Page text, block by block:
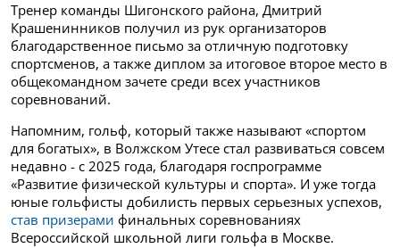
Тренер команды Шигонского района, Дмитрий
Крашенинников получил из рук организаторов
благодарственное письмо за отличную подготовку
спортсменов, а также диплом за итоговое второе место в
общекомандном зачете среди всех участников
соревнований.
Напомним, гольф, который также называют «спортом
для богатых», в Волжском Утесе стал развиваться совсем
недавно - с 2025 года, благодаря госпрограмме
«Развитие физической культуры и спорта». И уже тогда
юные гольфисты добилисть первых серьезных успехов,
став призерами финальных соревнованиях
Всероссийской школьной лиги гольфа в Москве.